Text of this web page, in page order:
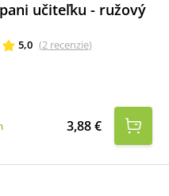
učiteľku - ružový
5,0 (2 recenzie)
3,88 €